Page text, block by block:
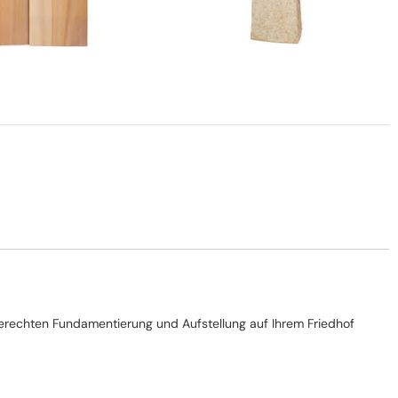
Fundamentierung und Aufstellung auf Ihrem Friedhof